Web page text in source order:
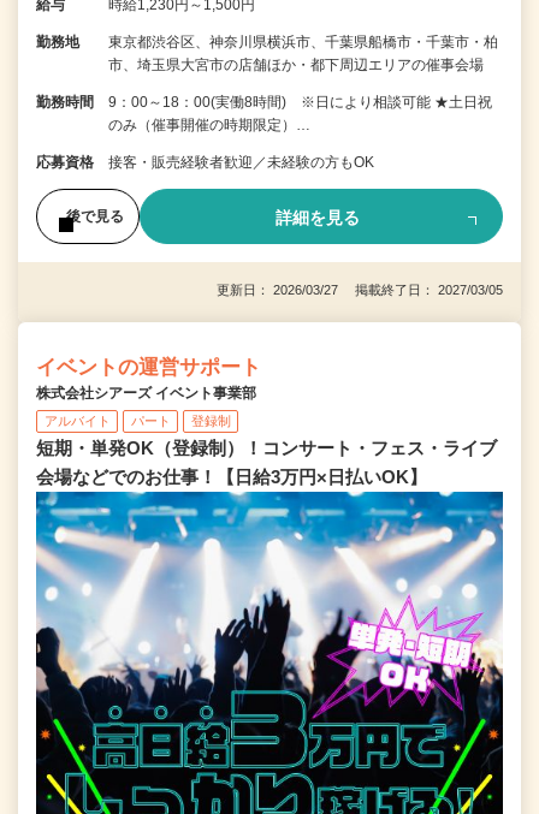
給与 時給1,230円～1,500円
勤務地
東京都渋谷区、神奈川県横浜市、千葉県船橋市・千葉市・柏
市、埼玉県大宮市の店舗ほか・都下周辺エリアの催事会場
勤務時間
9：00～18：00(実働8時間) ※日により相談可能 ★土日祝
のみ（催事開催の時期限定）…
応募資格 接客・販売経験者歓迎／未経験の方もOK
後で見る 詳細を見る
更新日： 2026/03/27 掲載終了日： 2027/03/05
イベントの運営サポート
株式会社シアーズ イベント事業部
アルバイト パート 登録制
短期・単発OK（登録制）！コンサート・フェス・ライブ
会場などでのお仕事！【日給3万円×日払いOK】